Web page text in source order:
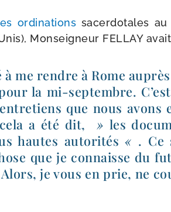
ordi­na­tions sacer­do­tales
Monseigneur FELLAY
à me rendre à Rome
la mi-​septembre.
que nous avons
a été dit,
» les
hautes auto­ri­tés« . Ce
que je connaisse du
je vous en prie, ne